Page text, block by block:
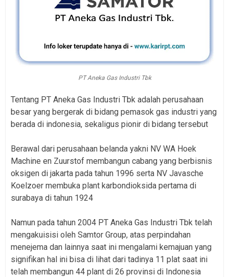
PT Aneka Gas Industri Tbk
Tentang PT Aneka Gas Industri Tbk adalah perusahaan
besar yang bergerak di bidang pemasok gas industri yang
berada di indonesia, sekaligus pionir di bidang tersebut
Berawal dari perusahaan belanda yakni NV WA Hoek
Machine en Zuurstof membangun cabang yang berbisnis
oksigen di jakarta pada tahun 1996 serta NV Javasche
Koelzoer membuka plant karbondioksida pertama di
surabaya di tahun 1924
Namun pada tahun 2004 PT Aneka Gas Industri Tbk telah
mengakuisisi oleh Samtor Group, atas perpindahan
menejema dan lainnya saat ini mengalami kemajuan yang
signifikan hal ini bisa di lihat dari tadinya 11 plat saat ini
telah membangun 44 plant di 26 provinsi di Indonesia